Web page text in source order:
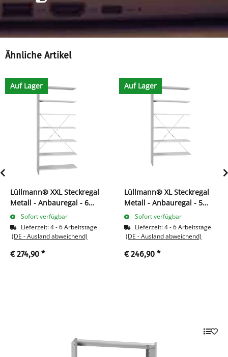
Ähnliche Artikel
Auf Lager
Lüllmann® XXL Steckregal
Metall - Anbauregal - 6
Ordnerhöhen
Sofort verfügbar
Lieferzeit:4 - 6 Arbeitstage
(DE - Ausland abweichend)
€ 274,90 *
Auf Lager
Lüllmann® XL Steckregal
Metall - Anbauregal - 5
Ordnerhöhen
Sofort verfügbar
Lieferzeit:4 - 6 Arbeitstage
(DE - Ausland abweichend)
€ 246,90 *